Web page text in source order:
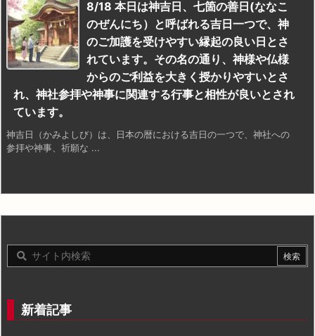
8/18 本日は神吉日、七箇の善日(ななこ
のぜんにち）と呼ばれる吉日一つで、神
のご加護を受けやすい縁起の良い日とさ
れています。その名の通り、神様や仏様
からのご利益を大きく授かりやすいとさ
れ、神社参拝や神事に関連する行事と相性が良いとされ
ています。
神吉日（かみよしび）は、日本の暦における吉日の一つで、神社への
参拝や神事、祈願な ...
新着記事